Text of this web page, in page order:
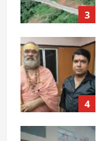
4
5